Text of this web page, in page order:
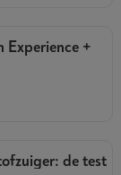
Experience +
de test